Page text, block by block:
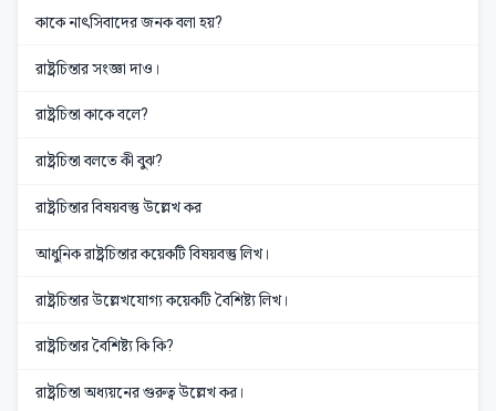
কাকে নাৎসিবাদের জনক বলা হয়?
রাষ্ট্রচিন্তার সংজ্ঞা দাও।
রাষ্ট্রচিন্তা কাকে বলে?
রাষ্ট্রচিন্তা বলতে কী বুঝ?
রাষ্ট্রচিন্তার বিষয়বস্তু উল্লেখ কর
আধুনিক রাষ্ট্রচিন্তার কয়েকটি বিষয়বস্তু লিখ।
রাষ্ট্রচিন্তার উল্লেখযোগ্য কয়েকটি বৈশিষ্ট্য লিখ।
রাষ্ট্রচিন্তার বৈশিষ্ট্য কি কি?
রাষ্ট্রচিন্তা অধ্যয়নের গুরুত্ব উল্লেখ কর।